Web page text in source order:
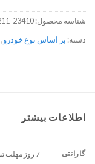
شناسه محصول:23410-2g211
دسته: بر اساس نوع خودرو,
اطلاعات بیشتر
گارانتی 7 روز مهلت تست و تعویض ضمانت اصالت و سلامت کالا